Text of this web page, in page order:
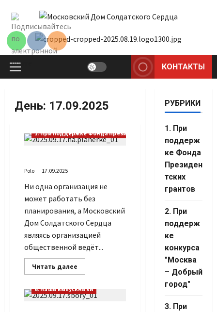
содержимому
Основное
КОНТАКТЫ
День: 17.09.2025
1. При поддержке Фонда Президентских грантов
Polo 17.09.2025
Ни одна организация не
может работать без
планирования, а Московский
Дом Солдатского Сердца
являясь организацией
общественной ведёт...
Читать далее
больше
планах
на
1. При поддержке Фонда Президентских грантов
6. Наши выпускники
РУБРИКИ
1. При
поддерж
ке Фонда
Президен
тских
грантов
2. При
поддерж
ке
конкурса
"Москва
– Добрый
город"
3. При